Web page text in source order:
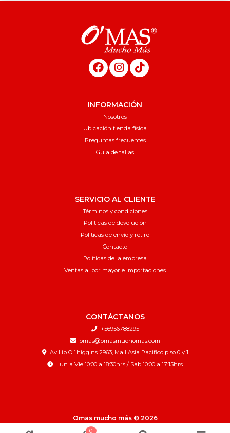
INFORMACIÓN
Nosotros
Ubicación tienda física
Preguntas frecuentes
Guía de tallas
SERVICIO AL CLIENTE
Términos y condiciones
Políticas de devolución
Políticas de envío y retiro
Contacto
Políticas de la empresa
Ventas al por mayor e importaciones
CONTÁCTANOS
+56956788295
omas@omasmuchomas.com
Av Lib O´higgins 2963, Mall Asia Pacifico piso 0 y 1
Lun a Vie 10:00 a 18:30hrs / Sab 10:00 a 17:15hrs
Omas mucho más © 2026
¿Te gusta mi tienda? Yo vendo con
0